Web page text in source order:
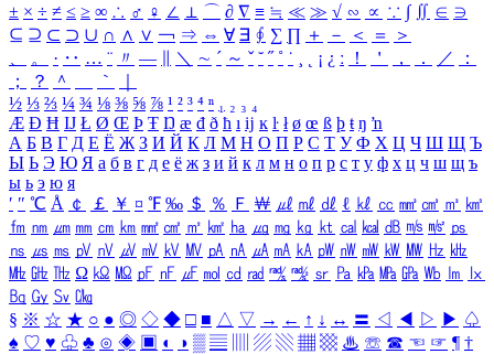
± × ÷ ≠ ≤ ≥ ∞ ∴ ♂ ♀ ∠ ⊥ ⌒ ∂ ∇ ≡ ≒ ≪ ≫ √ ∽ ∝ ∵ ∫ ∬ ∈ ∋
⊆ ⊇ ⊂ ⊃ ∪ ∩ ∧ ∨ ￢ ⇒ ⇔ ∀ ∃ ∮ ∑ ∏ ＋ － ＜ ＝
＞
、
。 · ‥ … ¨ 〃 ― ＼ ∼ ´ ～ ˇ ˘ ˝ ˚ ˙ ¸ ¡ ¿ ː ！ ＇ ， ． ／
：
；
？ ＾ ｀
½ ⅓ ⅔ ¼ ¾ ⅛ ⅜ ⅝ ⅞ ¹ ² ³ ⁴ ⁿ ₁ ₂ ₃ ₄
Æ Ð Ħ Ĳ Ł Ø Œ Þ Ŧ Ŋ æ đ ð ħ ı ĳ ĸ ŀ ł ø œ ß þ ŧ ŋ ŉ
А Б В Г Д Е Ё Ж З И Й К Л М Н О П Р С Т У Ф Х Ц Ч Ш Щ Ъ
Ы Ь Э Ю Я а б в г д е ё ж з и й к л м н о п р с т у ф х ц ч ш щ ъ
ы ь э ю я
′ ″ ℃ Å ￠ ￡ ￥ ¤ ℉ ‰ ＄ ％ Ｆ ￦ ㎕ ㎖ ㎗ ℓ ㎘ ㏄ ㎣ ㎤ ㎥ ㎦
㎙ ㎚ ㎛ ㎜ ㎝ ㎞ ㎟ ㎠ ㎡ ㎢ ㏊ ㎍ ㎎ ㎏ ㏏ ㎈ ㎉ ㏈ ㎧ ㎨ ㎰
㎱ ㎲ ㎳ ㎴ ㎵ ㎶ ㎷ ㎸ ㎹ ㎀ ㎁ ㎂ ㎃ ㎄ ㎺ ㎻ ㎽ ㎾ ㎿ ㎐ ㎑
㎒ ㎓ ㎔ Ω ㏀ ㏁ ㎊ ㎋ ㎌ ㏖ ㏅ ㎭ ㎮ ㎯ ㏛ ㎩ ㎪ ㎫ ㎬ ㏝ ㏐
㏓
㏃ ㏉ ㏜ ㏆
§ ※ ☆ ★ ○ ● ◎ ◇ ◆ □ ■ △ ▽ → ← ↑ ↓ ↔ 〓 ◁ ◀ ▷ ▶ ♤
♠ ♡ ♥ ♧ ♣ ⊙ ◈ ▣ ◐ ◑ ▒ ▤ ▨ ▧ ▦ ▩ ♨ ☏ ☎ ☜ ☞ ¶ †